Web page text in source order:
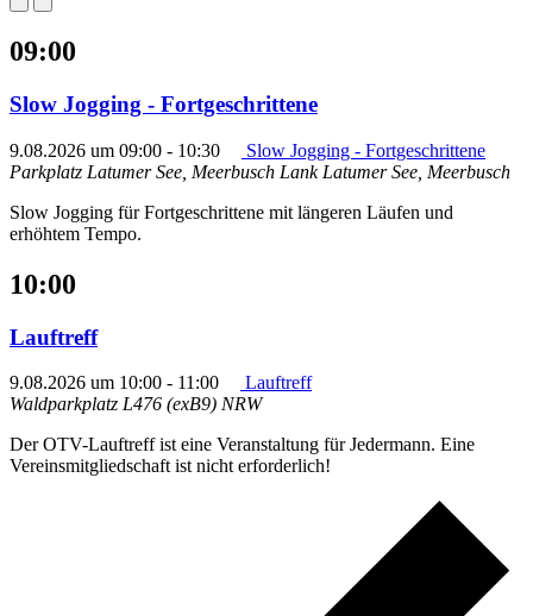
09:00
Slow Jogging - Fortgeschrittene
9.08.2026 um 09:00 - 10:30
Slow Jogging - Fortgeschrittene
Parkplatz Latumer See, Meerbusch Lank Latumer See, Meerbusch
Slow Jogging für Fortgeschrittene mit längeren Läufen und
erhöhtem Tempo.
10:00
Lauftreff
9.08.2026 um 10:00 - 11:00
Lauftreff
Waldparkplatz L476 (exB9) NRW
Der OTV-Lauftreff ist eine Veranstaltung für Jedermann. Eine
Vereinsmitgliedschaft ist nicht erforderlich!